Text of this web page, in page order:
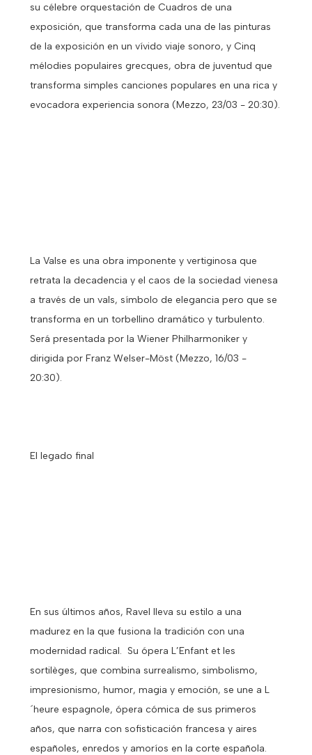
su célebre orquestación de Cuadros de una
exposición, que transforma cada una de las pinturas
de la exposición en un vívido viaje sonoro, y Cinq
mélodies populaires grecques, obra de juventud que
transforma simples canciones populares en una rica y
evocadora experiencia sonora (Mezzo, 23/03 - 20:30).
La Valse es una obra imponente y vertiginosa que
retrata la decadencia y el caos de la sociedad vienesa
a través de un vals, símbolo de elegancia pero que se
transforma en un torbellino dramático y turbulento.
Será presentada por la Wiener Philharmoniker y
dirigida por Franz Welser-Möst (Mezzo, 16/03 -
20:30).
El legado final
En sus últimos años, Ravel lleva su estilo a una
madurez en la que fusiona la tradición con una
modernidad radical. Su ópera L’Enfant et les
sortilèges, que combina surrealismo, simbolismo,
impresionismo, humor, magia y emoción, se une a L
´heure espagnole, ópera cómica de sus primeros
años, que narra con sofisticación francesa y aires
españoles, enredos y amoríos en la corte española.